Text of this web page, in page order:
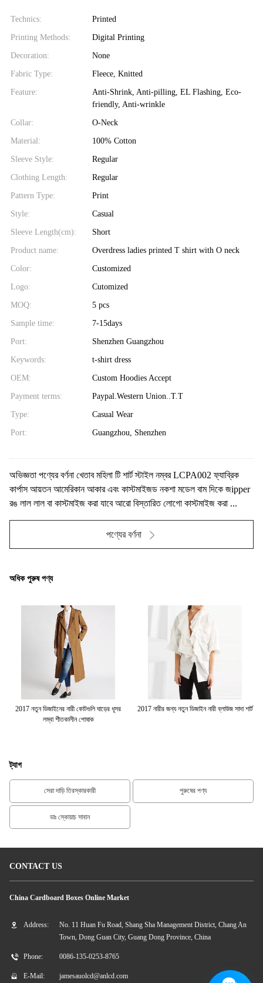
Technics: Printed
Printing Methods: Digital Printing
Decoration: None
Fabric Type: Fleece, Knitted
Feature:
Anti-Shrink, Anti-pilling, EL Flashing, Eco-
friendly, Anti-wrinkle
Collar: O-Neck
Material: 100% Cotton
Sleeve Style: Regular
Clothing Length: Regular
Pattern Type: Print
Style: Casual
Sleeve Length(cm): Short
Product name: Overdress ladies printed T shirt with O neck
Color: Customized
Logo: Cutomized
MOQ: 5 pcs
Sample time: 7-15days
Port: Shenzhen Guangzhou
Keywords: t-shirt dress
OEM: Custom Hoodies Accept
Payment terms: Paypal.Western Union..T.T
Type: Casual Wear
Port: Guangzhou, Shenzhen
অভিজ্ঞতা পণ্যের বর্ণনা খেতাব মহিলা টি শার্ট স্টাইল নম্বর LCPA002 ফ্যাব্রিক
কার্পাস আয়তন আমেরিকান আকার এবং কাস্টমাইজড নকশা মডেল বাম দিকে জipper
রঙ লাল লাল বা কাস্টমাইজ করা যাবে আরো বিস্তারিত লোগো কাস্টমাইজ করা ...
পণ্যের বর্ণনা
অধিক পুরুষ পণ্য
2017 নতুন ডিজাইনের নারী কোটগুলি ঘাড়ের ধূসর
লম্বা শীতকালীন পোষাক
2017 নারীর জন্য নতুন ডিজাইন নারী ব্লাউজ সাদা শার্ট
ট্যাগ
সেরা দাড়ি তিরস্কারকারী পুরুষের পণ্য
ডাঃ স্কোয়াচ সাবান
CONTACT US
China Cardboard Boxes Online Market
Address:
No. 11 Huan Fu Road, Shang Sha Management District, Chang An
Town, Dong Guan City, Guang Dong Province, China
Phone: 0086-135-0253-8765
E-Mail: jamesauolcd@anlcd.com